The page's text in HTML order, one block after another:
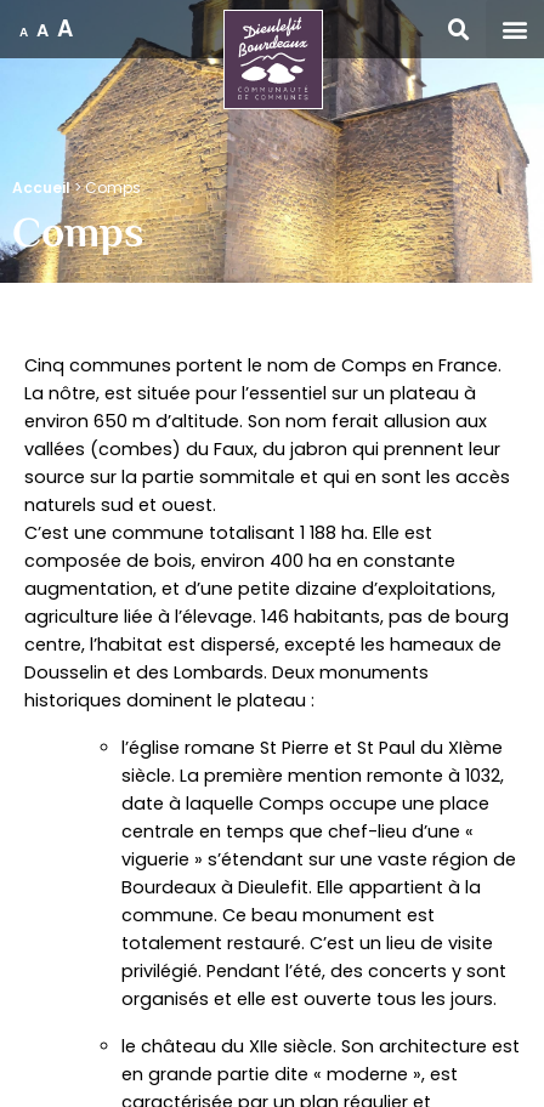
A A A
Accueil>Comps
Comps
Cinq communes portent le nom de Comps en France.
La nôtre, est située pour l’essentiel sur un plateau à
environ 650 m d’altitude. Son nom ferait allusion aux
vallées (combes) du Faux, du jabron qui prennent leur
source sur la partie sommitale et qui en sont les accès
naturels sud et ouest.
C’est une commune totalisant 1 188 ha. Elle est
composée de bois, environ 400 ha en constante
augmentation, et d’une petite dizaine d’exploitations,
agriculture liée à l’élevage. 146 habitants, pas de bourg
centre, l’habitat est dispersé, excepté les hameaux de
Dousselin et des Lombards. Deux monuments
historiques dominent le plateau :
l’église romane St Pierre et St Paul du XIème
siècle. La première mention remonte à 1032,
date à laquelle Comps occupe une place
centrale en temps que chef-lieu d’une «
viguerie » s’étendant sur une vaste région de
Bourdeaux à Dieulefit. Elle appartient à la
commune. Ce beau monument est
totalement restauré. C’est un lieu de visite
privilégié. Pendant l’été, des concerts y sont
organisés et elle est ouverte tous les jours.
le château du XIIe siècle. Son architecture est
en grande partie dite « moderne », est
caractérisée par un plan régulier et